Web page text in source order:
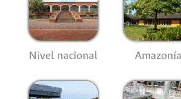
Nivel nacional Amazonía